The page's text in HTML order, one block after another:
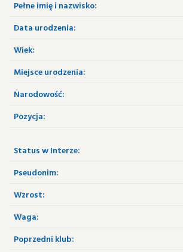
Pełne imię i nazwisko:
Data urodzenia:
Wiek:
Miejsce urodzenia:
Narodowość:
Pozycja:
Status w Interze:
Pseudonim:
Wzrost:
Waga:
Poprzedni klub: